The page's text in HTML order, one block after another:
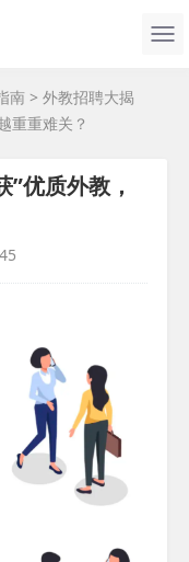
南 > 外教招聘大揭
重重难关？
优质外教，